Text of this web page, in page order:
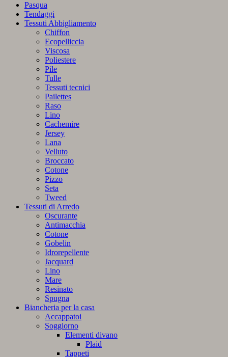
Pasqua
Tendaggi
Tessuti Abbigliamento
Chiffon
Ecopelliccia
Viscosa
Poliestere
Pile
Tulle
Tessuti tecnici
Pailettes
Raso
Lino
Cachemire
Jersey
Lana
Velluto
Broccato
Cotone
Pizzo
Seta
Tweed
Tessuti di Arredo
Oscurante
Antimacchia
Cotone
Gobelin
Idrorepellente
Jacquard
Lino
Mare
Resinato
Spugna
Biancheria per la casa
Accappatoi
Soggiorno
Elementi divano
Plaid
Tappeti